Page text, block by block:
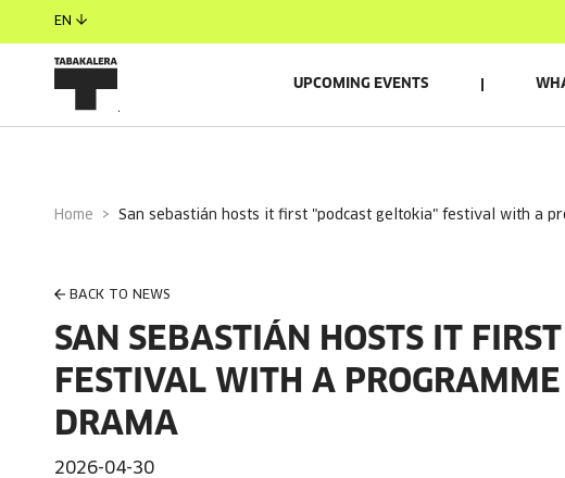
EN
UPCOMING EVENTS
Home san sebastián hosts it first "podcast geltokia" festival with a
BACK TO NEWS
SAN SEBASTIÁN HOSTS IT
FESTIVAL WITH A
DRAMA
2026-04-30